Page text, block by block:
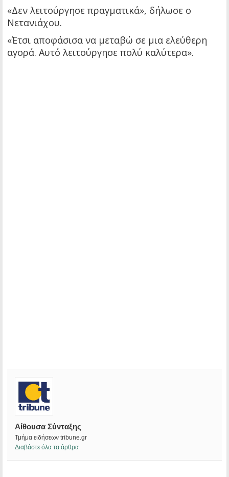
«Δεν λειτούργησε πραγματικά», δήλωσε ο
Νετανιάχου.
«Έτσι αποφάσισα να μεταβώ σε μια ελεύθερη
αγορά. Αυτό λειτούργησε πολύ καλύτερα».
Αίθουσα Σύνταξης
Τμήμα ειδήσεων tribune.gr
Διαβάστε όλα τα άρθρα